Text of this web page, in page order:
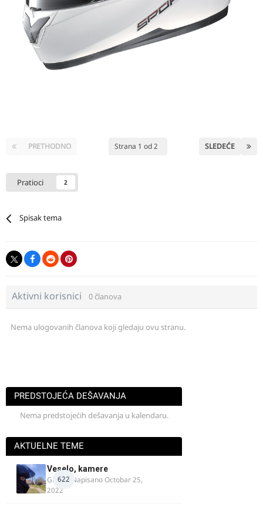
PRETHODNO SLEDEĆE
Strana 1 od 2
Pratioci 2
Spisak tema
Aktivni korisnici 0 članova
Nema ulogovanih članova koji gledaju ovu stranu.
PREDSTOJEĆA DEŠAVANJA
Nema predstojećih dešavanja u kalendaru.
AKTUELNE TEME
622
Veselo, kamere
GR 46· NapisanoOctobar 25,
2022